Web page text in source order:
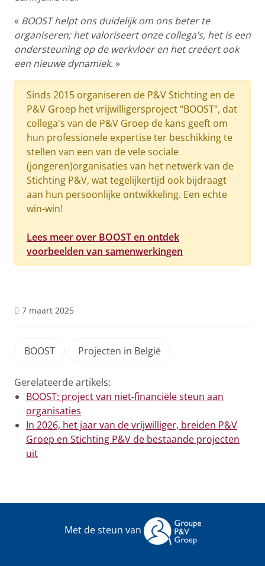
« BOOST helpt ons duidelijk om ons beter te
organiseren; het valoriseert onze collega’s, het is een
ondersteuning op de werkvloer en het creëert ook
een nieuwe dynamiek.»
Sinds 2015 organiseren de P&V Stichting en de
P&V Groep het vrijwilligersproject "BOOST", dat
collega's van de P&V Groep de kans geeft om
hun professionele expertise ter beschikking te
stellen van een van de vele sociale
(jongeren)organisaties van het netwerk van de
Stichting P&V, wat tegelijkertijd ook bijdraagt
aan hun persoonlijke ontwikkeling. Een echte
win-win!
Lees meer over BOOST en ontdek
voorbeelden van samenwerkingen
7 maart 2025
BOOST Projecten in België
Gerelateerde artikels:
BOOST: project van niet-financiële steun aan
organisaties
In 2026, het jaar van de vrijwilliger, breiden P&V
Groep en Stichting P&V de bestaande projecten
uit
Met de steun van